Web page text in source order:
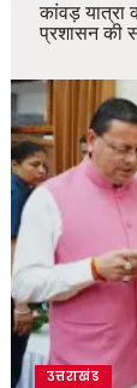
कांवड़
प्रशासन की
उत्तराखंड